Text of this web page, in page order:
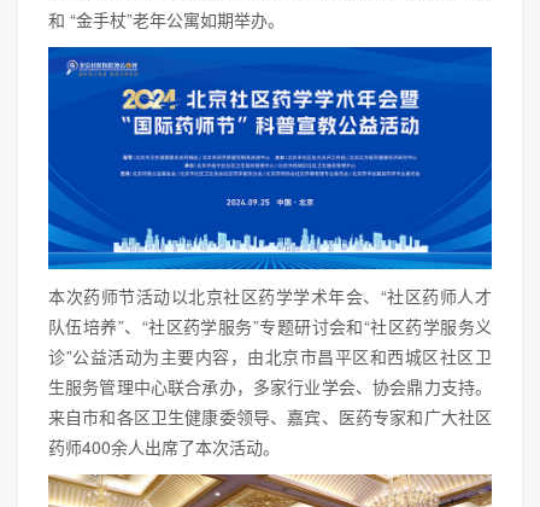
和 “金手杖”老年公寓如期举办。
本次药师节活动以北京社区药学学术年会、“社区药师人才
队伍培养”、“社区药学服务”专题研讨会和“社区药学服务义
诊”公益活动为主要内容，由北京市昌平区和西城区社区卫
生服务管理中心联合承办，多家行业学会、协会鼎力支持。
来自市和各区卫生健康委领导、嘉宾、医药专家和广大社区
药师400余人出席了本次活动。